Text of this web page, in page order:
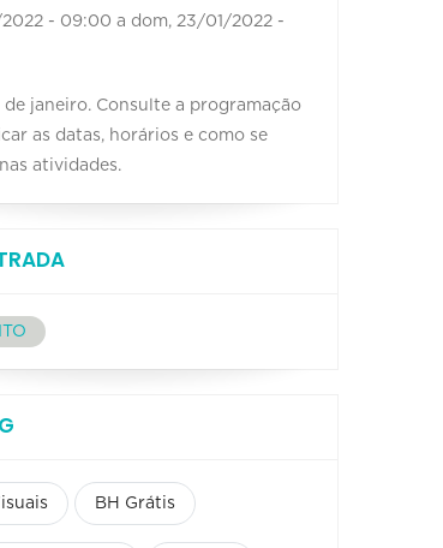
2022 - 09:00 a dom, 23/01/2022 -
de janeiro. Consulte a programação
as datas, horários e como se
atividades.
BH Grátis